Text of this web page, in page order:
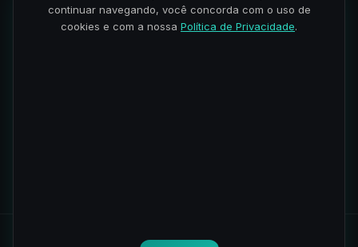
Configuração Básica do Cron
continuar navegando, você concorda com o uso de
cookies e com a nossa Política de Privacidade.